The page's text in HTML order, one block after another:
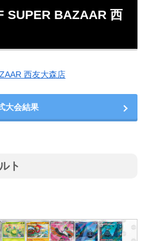
SUPER BAZAAR 西
西友大森店
大会結果
ト